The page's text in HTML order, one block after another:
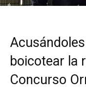
boicotear la
Concurso